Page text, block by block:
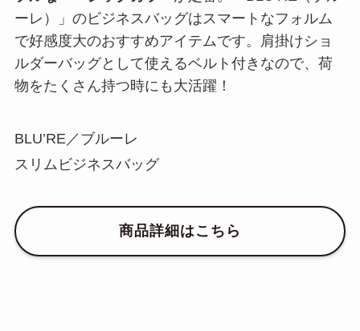
ーレ）」のビジネスバッグはスマートなフォルム
で好感度大のおすすめアイテムです。肩掛けショ
ルダーバッグとして使えるベルト付きなので、荷
物をたくさん持つ時にも大活躍！
BLU’RE／ブルーレ
スリムビジネスバッグ
商品詳細はこちら